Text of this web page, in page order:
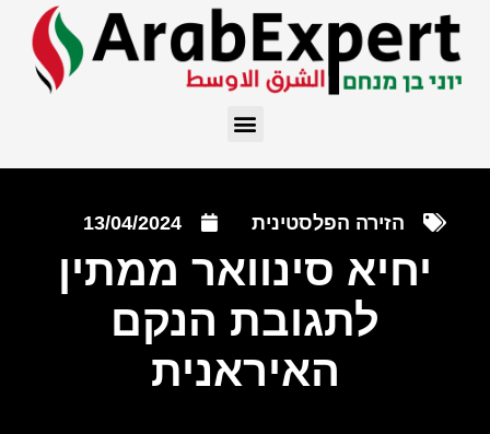
הזירה הפלסטינית 13/04/2024
יחיא סינוואר ממתין
לתגובת הנקם
האיראנית